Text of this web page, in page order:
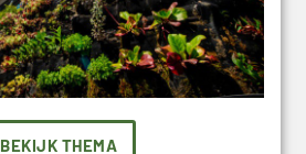
BEKIJK THEMA